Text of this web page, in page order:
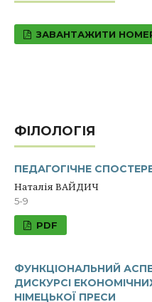
ЗАВАНТАЖИТИ
ФІЛОЛОГІЯ
ПЕДАГОГІЧНЕ
Наталія ВАЙДИЧ
5-9
PDF
ФУНКЦІОНАЛЬНИЙ
ДИСКУРСІ
НІМЕЦЬКОЇ ПРЕСИ